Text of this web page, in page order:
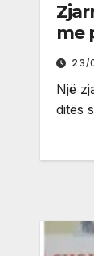
me
23/
Një
ditës